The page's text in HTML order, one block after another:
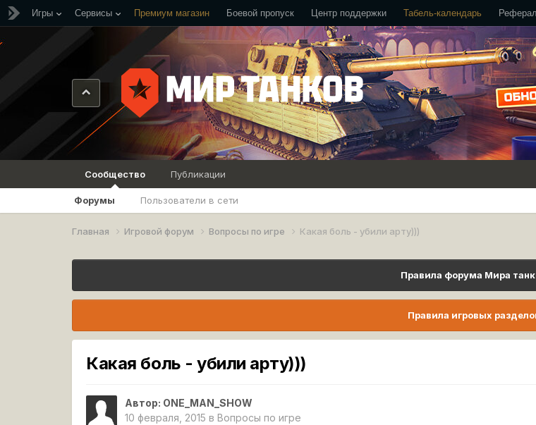
Игры Сервисы Премиум магазин Боевой пропуск Центр поддержки Табель-календарь
Сообщество
Форумы Пользователи в сети
Публикации
Главная Игровой форум Вопросы по игре Какая боль - убили арту)))
Правила форума Мира
Правила игровых
Какая боль - убили арту)))
Автор: ONE_MAN_SHOW
10 февраля, 2015 в Вопросы по игре